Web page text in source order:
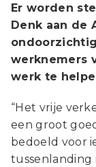
Er worden
Denk aan de
werknemers
werk te
“Het vrije
een groot
bedoeld voor
tussenlanding